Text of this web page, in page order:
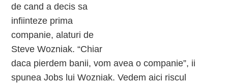
de cand a decis sa
infiinteze prima
companie, alaturi de
Steve Wozniak. “Chiar
daca pierdem banii, vom avea o companie”, ii
spunea Jobs lui Wozniak. Vedem aici riscul